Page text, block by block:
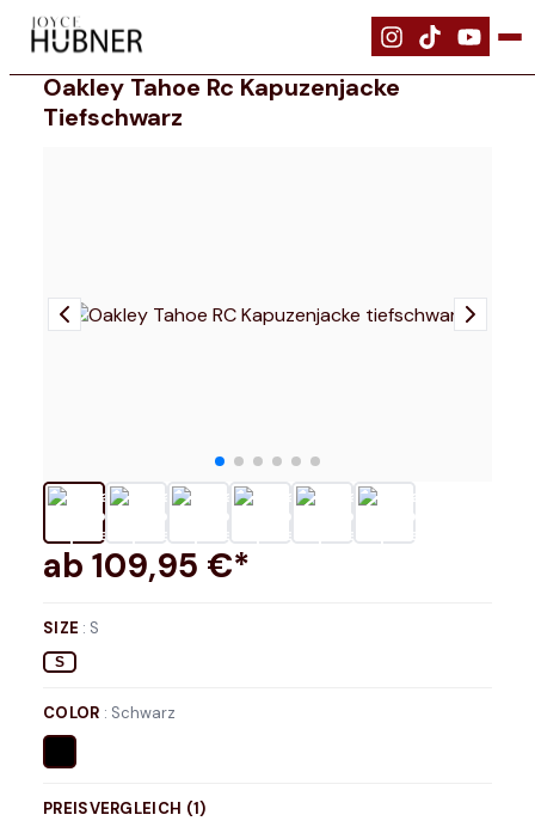
| Bekleidung Oakley Tahoe RC Kapuzenjacke tiefschwarz
Oakley Tahoe Rc Kapuzenjacke
Tiefschwarz
ab 109,95 €*
SIZE : S
S
COLOR : Schwarz
PREISVERGLEICH (1)